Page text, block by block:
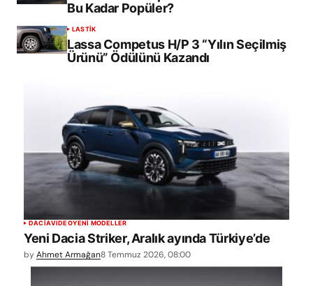
Bu Kadar Popüler?
LASTİK
Lassa Competus H/P 3 “Yılın Seçilmiş
Ürünü” Ödülünü Kazandı
DACIAVIDEOYENİ MODELLER
Yeni Dacia Striker, Aralık ayında Türkiye’de
byAhmet Armağan8 Temmuz 2026, 08:00